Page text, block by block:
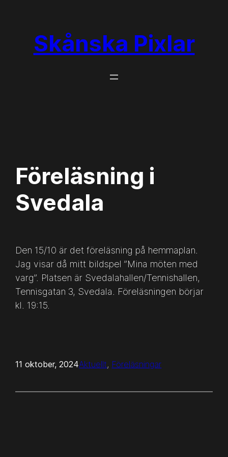
Skånska Pixlar
Föreläsning i
Svedala
Den 15/10 är det föreläsning på hemmaplan.
Jag visar då mitt bildspel ”Mina möten med
varg”. Platsen är Svedalahallen/Tennishallen,
Tennisgatan 3, Svedala. Föreläsningen börjar
kl. 19:15.
11 oktober, 2024Aktuellt, Föreläsningar